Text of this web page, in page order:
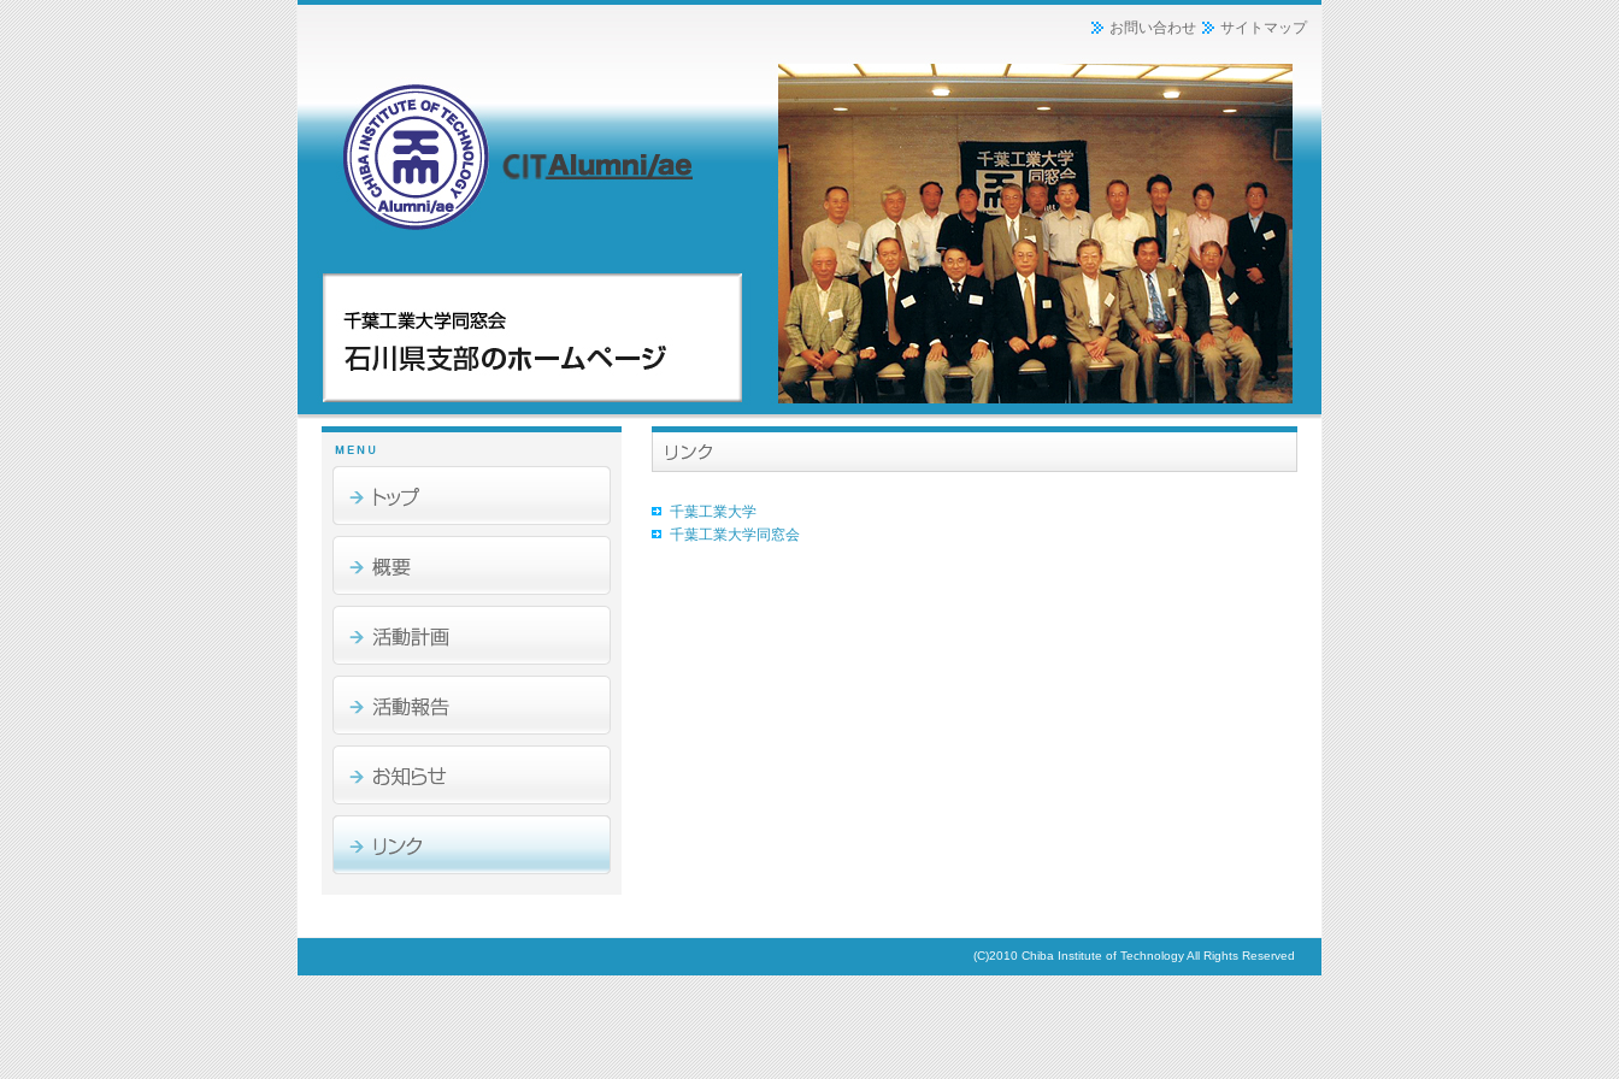
お問い合わせ サイトマップ
千葉工業大学
千葉工業大学同窓会
(C)2010 Chiba Institute of Technology All Rights Reserved